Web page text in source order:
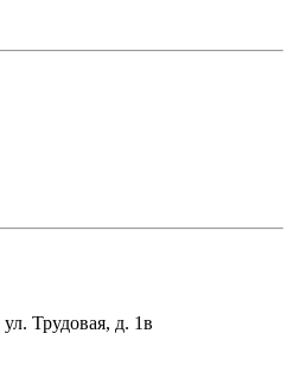
Трудовая, д. 1в